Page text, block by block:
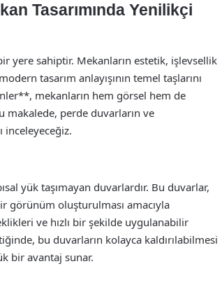
Tasarımında Yenilikçi
yere sahiptir. Mekanların estetik, işlevsellik
tasarım anlayışının temel taşlarını
mekanların hem görsel hem de
makalede, perde duvarların ve
inceleyeceğiz.
yük taşımayan duvarlardır. Bu duvarlar,
görünüm oluşturulması amacıyla
ve hızlı bir şekilde uygulanabilir
bu duvarların kolayca kaldırılabilmesi
bir avantaj sunar.